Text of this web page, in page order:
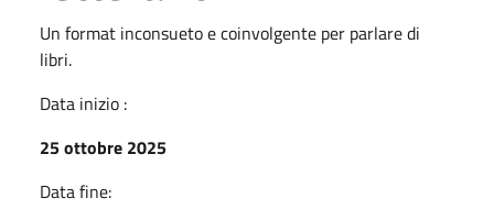
Un format inconsueto e coinvolgente per parlare di
libri.
Data inizio :
25 ottobre 2025
Data fine: